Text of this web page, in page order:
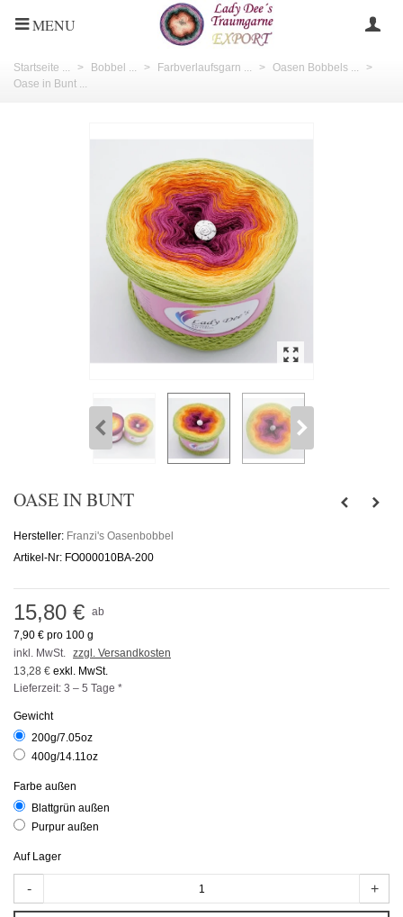
MENU
Startseite ... > Bobbel ... > Farbverlaufsgarn ... > Oasen Bobbels ...
>
Oase in Bunt ...
OASE IN BUNT
Hersteller: Franzi's Oasenbobbel
Artikel-Nr: FO000010BA-200
ab
15,80 €
7,90 € pro 100 g
inkl. MwSt. zzgl. Versandkosten
13,28 € exkl. MwSt.
Lieferzeit: 3 – 5 Tage *
Gewicht
200g/7.05oz
400g/14.11oz
Farbe außen
Blattgrün außen
Purpur außen
Auf Lager
- +